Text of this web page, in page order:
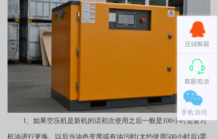
1、如果空压机是新机的话初次使用之后一般是100小时需要对
机油进行更换。以后当油色变黑或有油污时(太约使用500小时后)需